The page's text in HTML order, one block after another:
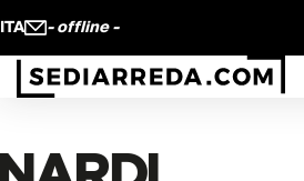
ITA - offline -